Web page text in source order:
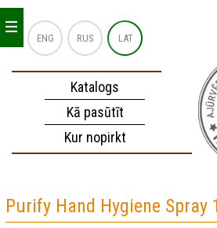
ENG RUS LAT
Katalogs
Kā pasūtīt
Kur nopirkt
_
_
_
Purify Hand Hygiene Spray